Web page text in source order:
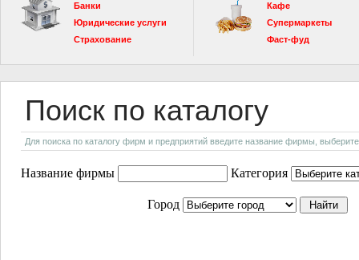
Банки
Юридические услуги
Страхование
Кафе
Супермаркеты
Фаст-фуд
Поиск по каталогу
Для поиска по каталогу фирм и предприятий введите название фирмы, выберите
Название фирмы Категория
Город